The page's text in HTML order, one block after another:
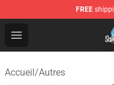
FREE
Open menu
Sally Face Store -
Accueil/Autres